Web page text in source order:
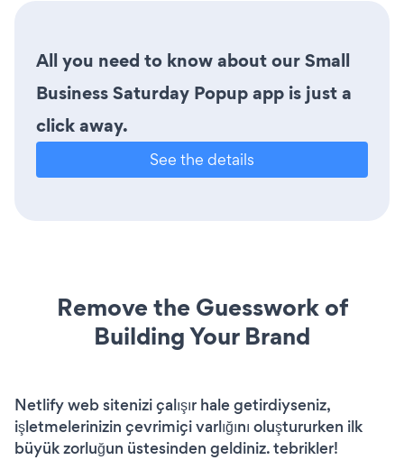
All you need to know about our Small
Business Saturday Popup app is just a
click away.
See the details
Remove the Guesswork of
Building Your Brand
Netlify web sitenizi çalışır hale getirdiyseniz,
işletmelerinizin çevrimiçi varlığını oluştururken ilk
büyük zorluğun üstesinden geldiniz. tebrikler!